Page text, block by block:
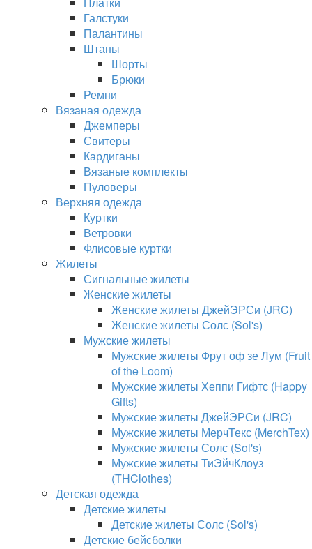
Галстуки
Палантины
Штаны
Шорты
Брюки
Ремни
Вязаная одежда
Джемперы
Свитеры
Кардиганы
Вязаные комплекты
Пуловеры
Верхняя одежда
Куртки
Ветровки
Флисовые куртки
Жилеты
Сигнальные жилеты
Женские жилеты
Женские жилеты ДжейЭРСи (JRC)
Женские жилеты Солс (Sol's)
Мужские жилеты
Мужские жилеты Фрут оф зе Лум (Fruit
of the Loom)
Мужские жилеты Хеппи Гифтс (Happy
Gifts)
Мужские жилеты ДжейЭРСи (JRC)
Мужские жилеты МерчТекс (MerchTex)
Мужские жилеты Солс (Sol's)
Мужские жилеты ТиЭйчКлоуз
(THClothes)
Детская одежда
Детские жилеты
Детские жилеты Солс (Sol's)
Детские бейсболки